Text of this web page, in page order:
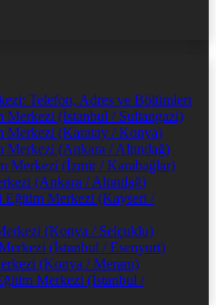
Telefon, Adres ve Bölümleri
(İstanbul / Sultangazi)
Merkezi (Karatay / Konya)
(Ankara / Altındağ)
Merkezi (İzmir / Karabağlar)
(Ankara / Altındağ)
Eğitim Merkezi (Kayseri /
(Konya / Selçuklu)
(İstanbul / Esenyurt)
(Konya / Meram)
Merkezi (İstanbul /